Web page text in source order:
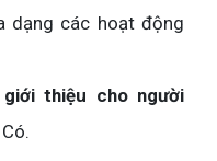
dạng các hoạt động
thiệu cho người
Có.